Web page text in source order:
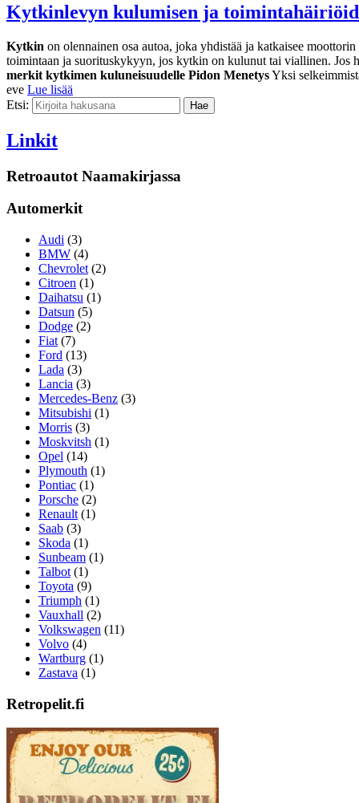
Kytkinlevyn kulumisen ja
Kytkin on olennainen osa autoa, joka yhdistää ja katkaisee
toimintaan ja suorituskykyyn, jos kytkin on kulunut tai viallinen. Jos
merkit kytkimen kuluneisuudelle Pidon MenetysYksi
eve Lue lisää
Etsi:
Linkit
Retroautot Naamakirjassa
Automerkit
Audi (3)
BMW (4)
Chevrolet (2)
Citroen (1)
Daihatsu (1)
Datsun (5)
Dodge (2)
Fiat (7)
Ford (13)
Lada (3)
Lancia (3)
Mercedes-Benz (3)
Mitsubishi (1)
Morris (3)
Moskvitsh (1)
Opel (14)
Plymouth (1)
Pontiac (1)
Porsche (2)
Renault (1)
Saab (3)
Skoda (1)
Sunbeam (1)
Talbot (1)
Toyota (9)
Triumph (1)
Vauxhall (2)
Volkswagen (11)
Volvo (4)
Wartburg (1)
Zastava (1)
Retropelit.fi